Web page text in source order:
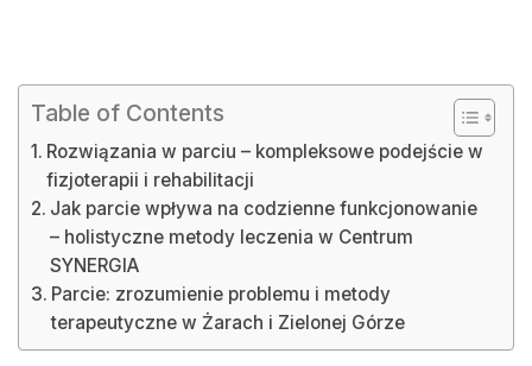
Table of Contents
Rozwiązania w parciu – kompleksowe podejście w
fizjoterapii i rehabilitacji
Jak parcie wpływa na codzienne funkcjonowanie
– holistyczne metody leczenia w Centrum
SYNERGIA
Parcie: zrozumienie problemu i metody
terapeutyczne w Żarach i Zielonej Górze